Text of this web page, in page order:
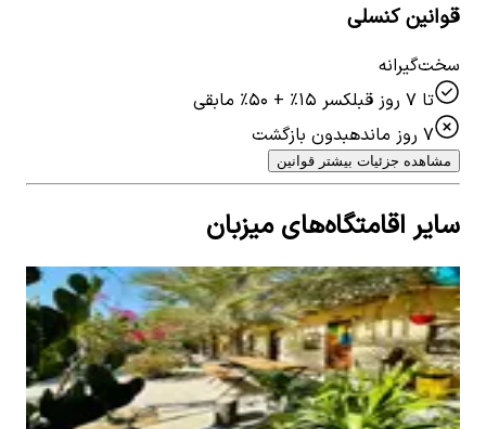
قوانین کنسلی
سخت‌گیرانه
تا ۷ روز قبل
کسر ۱۵٪ + ۵۰٪ مابقی
۷ روز مانده
بدون بازگشت
مشاهده جزئیات بیشتر قوانین
سایر اقامتگاه‌های میزبان
اجاره بومگردی سنتی در روستا چیکلو - اتاق جوافه
0 اتاق خواب4 نفر
۲٬۰۰۰٬۰۰۰تومان
View details for اجاره بومگردی سنتی در روستا چیکلو -